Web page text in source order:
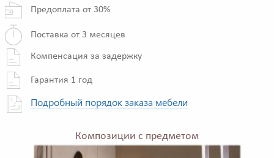
Предоплата от 30%
Поставка от 3 месяцев
Компенсация за задержку
Гарантия 1 год
Подробный порядок заказа мебели
Композиции с предметом